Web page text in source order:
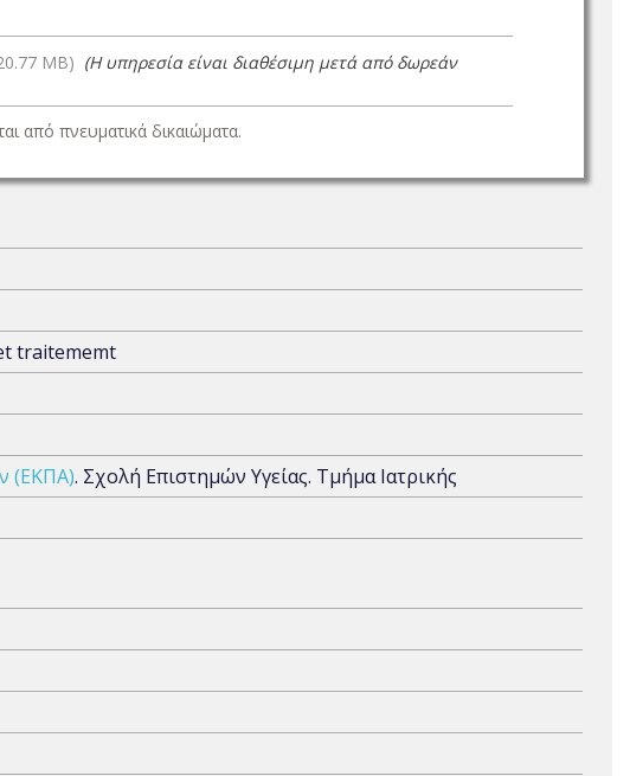
MB) (Η υπηρεσία είναι διαθέσιμη μετά από δωρεάν
από πνευματικά δικαιώματα.
traitememt
(ΕΚΠΑ). Σχολή Επιστημών Υγείας. Τμήμα Ιατρικής